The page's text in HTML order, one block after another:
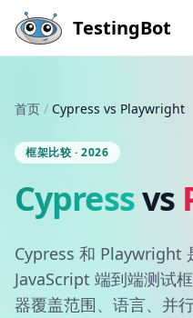
Skip to main content
TestingBot
首页 / Cypress vs Playwright
框架比较 · 2026
Cypressvs
Cypress 和 Playwright
JavaScript 端到端测试
器覆盖范围、语言、并